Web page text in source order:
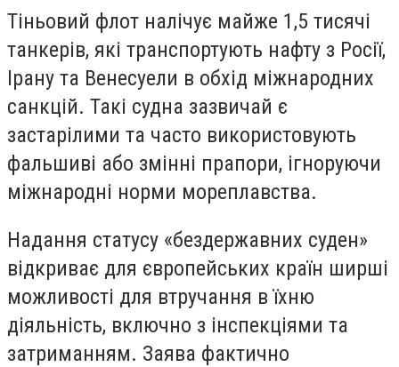
Тіньовий флот налічує майже 1,5 тисячі
танкерів, які транспортують нафту з Росії,
Ірану та Венесуели в обхід міжнародних
санкцій. Такі судна зазвичай є
застарілими та часто використовують
фальшиві або змінні прапори, ігноруючи
міжнародні норми мореплавства.
Надання статусу «бездержавних суден»
відкриває для європейських країн ширші
можливості для втручання в їхню
діяльність, включно з інспекціями та
затриманням. Заява фактично